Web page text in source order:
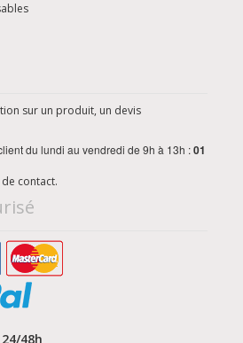
sur un produit, un devis
du lundi au vendredi de 9h à 13h :01
contact.
48h